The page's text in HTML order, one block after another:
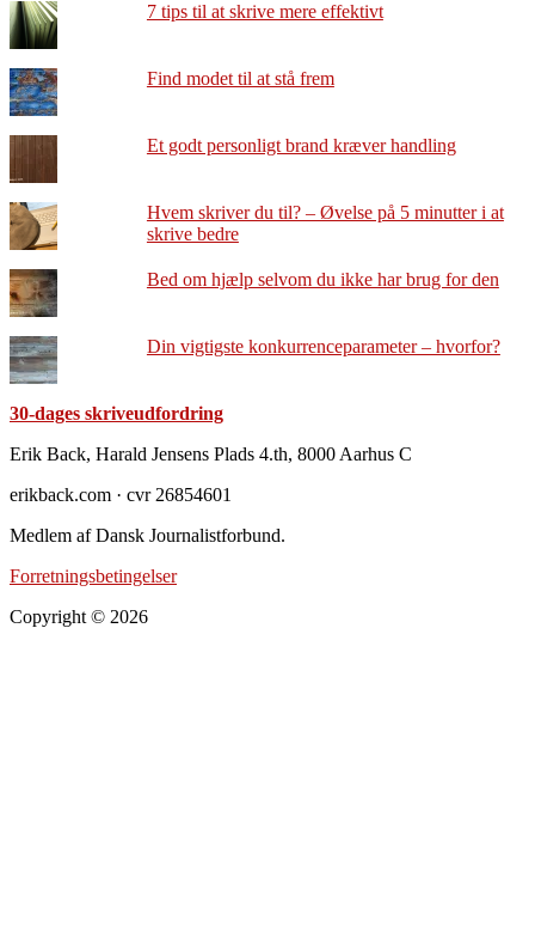
7 tips til at skrive mere effektivt
Find modet til at stå frem
Et godt personligt brand kræver handling
Hvem skriver du til? – Øvelse på 5 minutter i at
skrive bedre
Bed om hjælp selvom du ikke har brug for den
Din vigtigste konkurrenceparameter – hvorfor?
30-dages skriveudfordring
Footer
Erik Back, Harald Jensens Plads 4.th, 8000 Aarhus C
erikback.com · cvr 26854601
Medlem af Dansk Journalistforbund.
Forretningsbetingelser
Copyright © 2026